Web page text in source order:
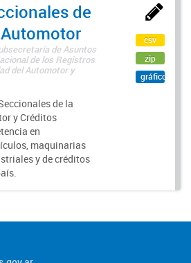
de
de Asuntos
de los Registros
del Automotor y
de la
y Créditos
en
maquinarias
y de créditos
csv
zip
gráfico